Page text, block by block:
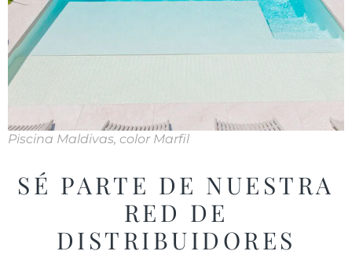
Piscina Maldivas, color Marfil
SÉ PARTE DE NUESTRA
RED DE
DISTRIBUIDORES